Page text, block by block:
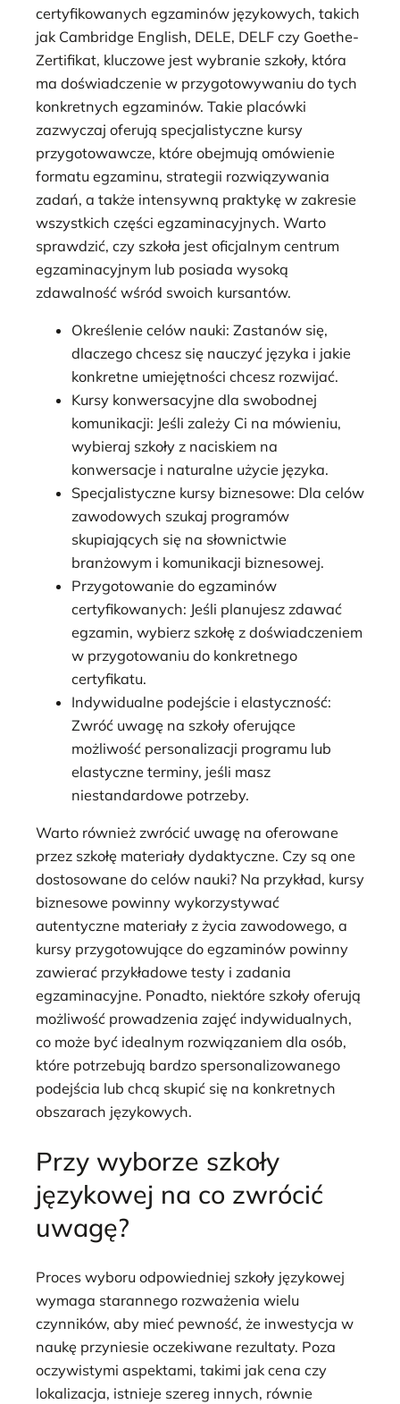
certyfikowanych egzaminów językowych, takich
jak Cambridge English, DELE, DELF czy Goethe-
Zertifikat, kluczowe jest wybranie szkoły, która
ma doświadczenie w przygotowywaniu do tych
konkretnych egzaminów. Takie placówki
zazwyczaj oferują specjalistyczne kursy
przygotowawcze, które obejmują omówienie
formatu egzaminu, strategii rozwiązywania
zadań, a także intensywną praktykę w zakresie
wszystkich części egzaminacyjnych. Warto
sprawdzić, czy szkoła jest oficjalnym centrum
egzaminacyjnym lub posiada wysoką
zdawalność wśród swoich kursantów.
Określenie celów nauki: Zastanów się,
dlaczego chcesz się nauczyć języka i jakie
konkretne umiejętności chcesz rozwijać.
Kursy konwersacyjne dla swobodnej
komunikacji: Jeśli zależy Ci na mówieniu,
wybieraj szkoły z naciskiem na
konwersacje i naturalne użycie języka.
Specjalistyczne kursy biznesowe: Dla celów
zawodowych szukaj programów
skupiających się na słownictwie
branżowym i komunikacji biznesowej.
Przygotowanie do egzaminów
certyfikowanych: Jeśli planujesz zdawać
egzamin, wybierz szkołę z doświadczeniem
w przygotowaniu do konkretnego
certyfikatu.
Indywidualne podejście i elastyczność:
Zwróć uwagę na szkoły oferujące
możliwość personalizacji programu lub
elastyczne terminy, jeśli masz
niestandardowe potrzeby.
Warto również zwrócić uwagę na oferowane
przez szkołę materiały dydaktyczne. Czy są one
dostosowane do celów nauki? Na przykład, kursy
biznesowe powinny wykorzystywać
autentyczne materiały z życia zawodowego, a
kursy przygotowujące do egzaminów powinny
zawierać przykładowe testy i zadania
egzaminacyjne. Ponadto, niektóre szkoły oferują
możliwość prowadzenia zajęć indywidualnych,
co może być idealnym rozwiązaniem dla osób,
które potrzebują bardzo spersonalizowanego
podejścia lub chcą skupić się na konkretnych
obszarach językowych.
Przy wyborze szkoły
językowej na co zwrócić
uwagę?
Proces wyboru odpowiedniej szkoły językowej
wymaga starannego rozważenia wielu
czynników, aby mieć pewność, że inwestycja w
naukę przyniesie oczekiwane rezultaty. Poza
oczywistymi aspektami, takimi jak cena czy
lokalizacja, istnieje szereg innych, równie